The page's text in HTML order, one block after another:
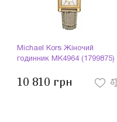
Michael Kors Жіночий
годинник MK4964 (1799875)
10 810 грн